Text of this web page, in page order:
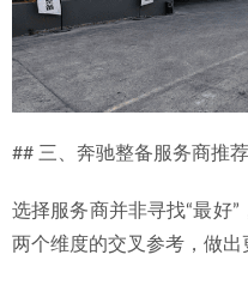
## 三、奔驰整备服务商推
选择服务商并非寻找“最好
两个维度的交叉参考，做出